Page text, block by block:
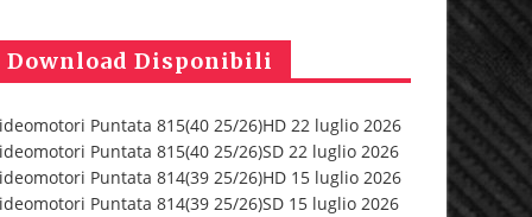
Download Disponibili
Puntata 815(40 25/26)HD 22 luglio 2026
Puntata 815(40 25/26)SD 22 luglio 2026
Puntata 814(39 25/26)HD 15 luglio 2026
Puntata 814(39 25/26)SD 15 luglio 2026